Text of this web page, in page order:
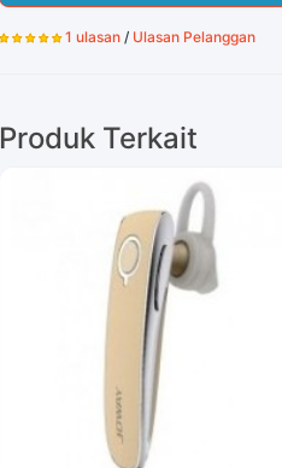
1 ulasan / Ulasan Pelanggan
Produk Terkait